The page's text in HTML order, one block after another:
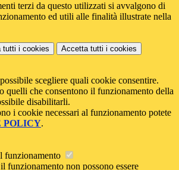
terzi da questo utilizzati si avvalgono di
ed utili alle finalità illustrate nella
tutti i cookies Accetta tutti i cookies
scegliere quali cookie consentire.
quelli che consentono il funzionamento della
disabilitarli.
i cookie necessari al funzionamento potete
POLICY.
funzionamento
funzionamento non possono essere